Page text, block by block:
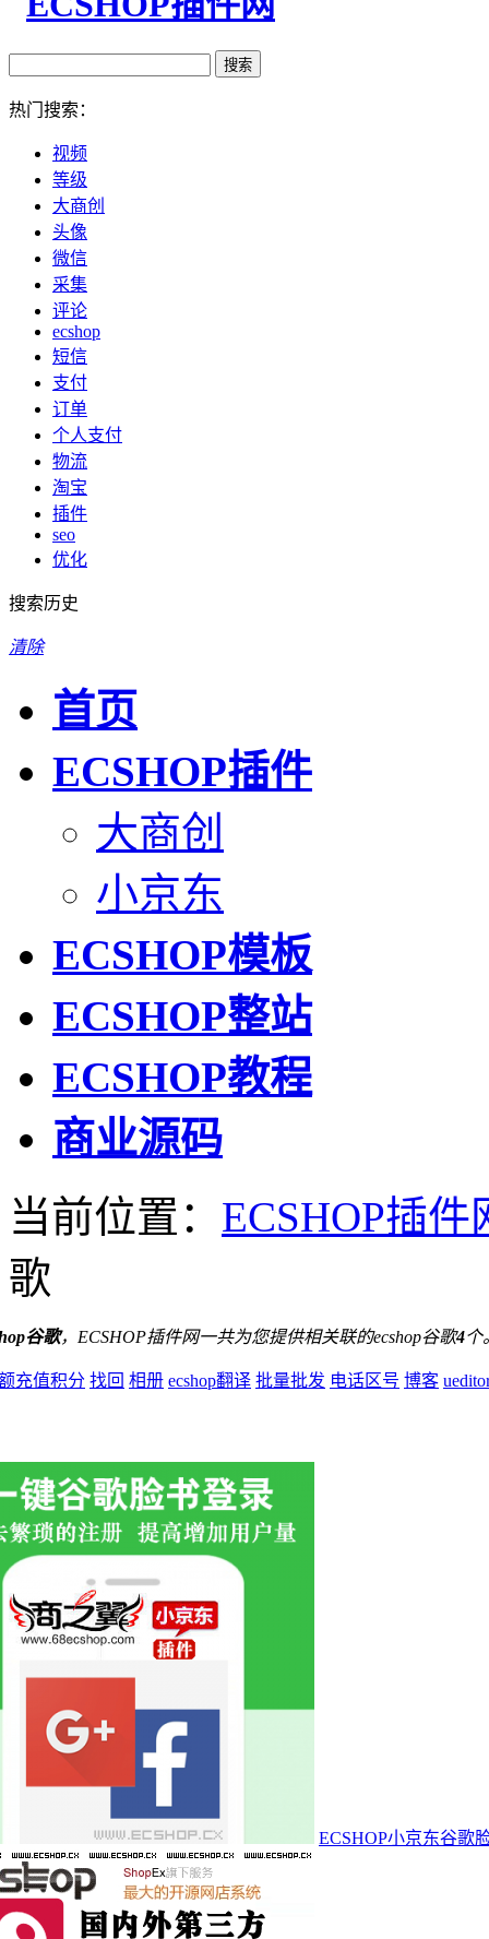
热门搜索：
视频
等级
大商创
头像
微信
采集
评论
ecshop
短信
支付
订单
个人支付
物流
淘宝
插件
seo
优化
搜索历史
清除
首页
ECSHOP插件
大商创
小京东
ECSHOP模板
ECSHOP整站
ECSHOP教程
商业源码
当前位置： ECSHOP插件
歌
谷歌，ECSHOP插件网一共为您提供相关联的ecshop谷歌4个
充值积分 找回 相册 ecshop翻译 批量批发 电话区号 博客
ECSHOP小京东谷歌